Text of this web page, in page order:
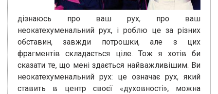
дізнаюсь про ваш рух, про ваш
неокатехуменальний рух, і роблю це за різних
обставин, завжди потрошки, але з цих
фрагментів складається ціле. Тож я хотів би
сказати те, що мені здається найважливішим. Ви
неокатехуменальний рух: це означає рух, який
ставить в центр своєї «духовності», можна